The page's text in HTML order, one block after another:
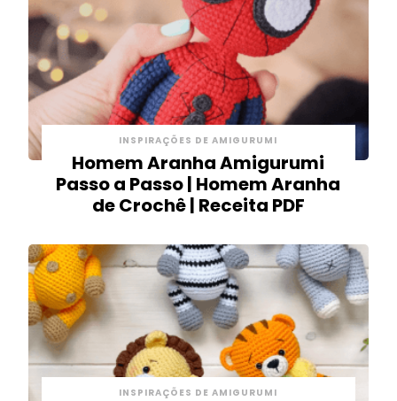
INSPIRAÇÕES DE AMIGURUMI
Homem Aranha Amigurumi
Passo a Passo | Homem Aranha
de Crochê | Receita PDF
INSPIRAÇÕES DE AMIGURUMI